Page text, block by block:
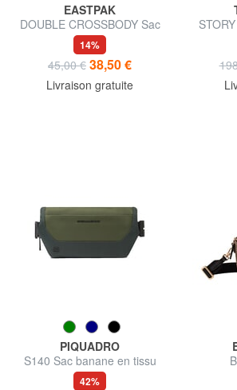
EASTPAK
DOUBLE CROSSBODY Sac
banane multi-poches
14%
45,00 € 38,50 €
Livraison gratuite
PIQUADRO
S140 Sac banane en tissu
recyclé
42%